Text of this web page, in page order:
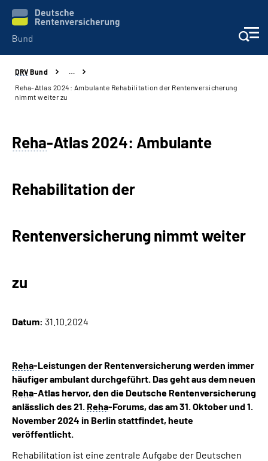
Beratung & Kontakt
Presse
Online-Services
Mein Kundenportal
DRV Bund
…
Reha-Atlas 2024: Ambulante Rehabilitation der Rentenversicherung
nimmt weiter zu
Reha-Atlas 2024: Ambulante
Rehabilitation der
Rentenversicherung nimmt weiter
zu
Datum: 31.10.2024
Reha-Leistungen der Rentenversicherung werden immer
häufiger ambulant durchgeführt. Das geht aus dem neuen
Reha-Atlas hervor, den die Deutsche Rentenversicherung
anlässlich des 21. Reha-Forums, das am 31. Oktober und 1.
November 2024 in Berlin stattfindet, heute
veröffentlicht.
Rehabilitation ist eine zentrale Aufgabe der Deutschen